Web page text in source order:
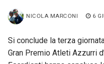
NICOLA MARCONI 6
Si conclude la terza
Gran Premio Atleti Azzurri